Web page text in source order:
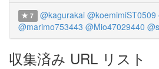
7 @kagurakai @koemimiST0509
@marimo753443 @Mio47029440
収集済み URL リスト